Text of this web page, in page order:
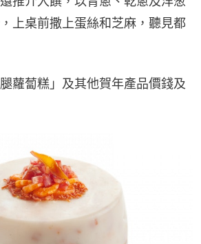
上桌前撒上蛋絲和芝麻，聽見都
蘿蔔糕」及其他賀年產品價錢及